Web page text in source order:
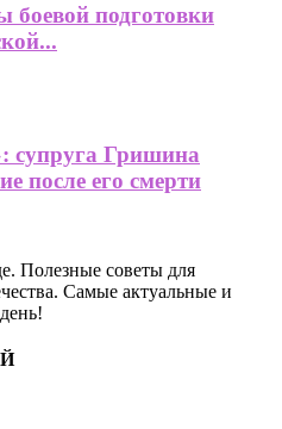
подготовки
супруга Гришина
после его смерти
Полезные советы для
Самые актуальные и